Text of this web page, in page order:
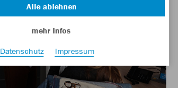
Alle ablehnen
mehr Infos
Datenschutz
Impressum